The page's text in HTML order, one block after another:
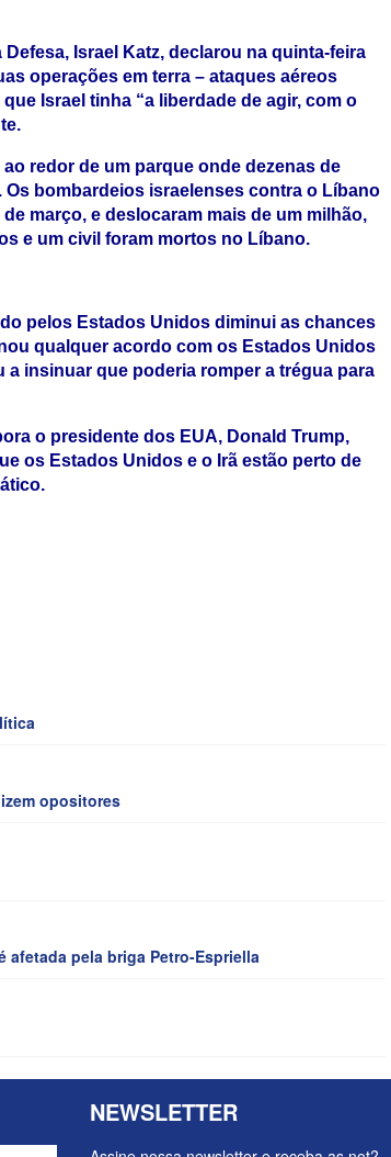
Israel Katz, declarou na quinta-feira
operações em terra – ataques aéreos
Israel tinha “a liberdade de agir, com o
redor de um parque onde dezenas de
bombardeios israelenses contra o Líbano
março, e deslocaram mais de um milhão,
e um civil foram mortos no Líbano.
pelos Estados Unidos diminui as chances
qualquer acordo com os Estados Unidos
insinuar que poderia romper a trégua para
o presidente dos EUA, Donald Trump,
os Estados Unidos e o Irã estão perto de
opositores
afetada pela briga Petro-Espriella
NEWSLETTER